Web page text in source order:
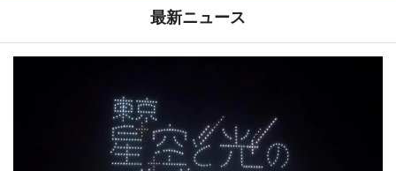
最新ニュース